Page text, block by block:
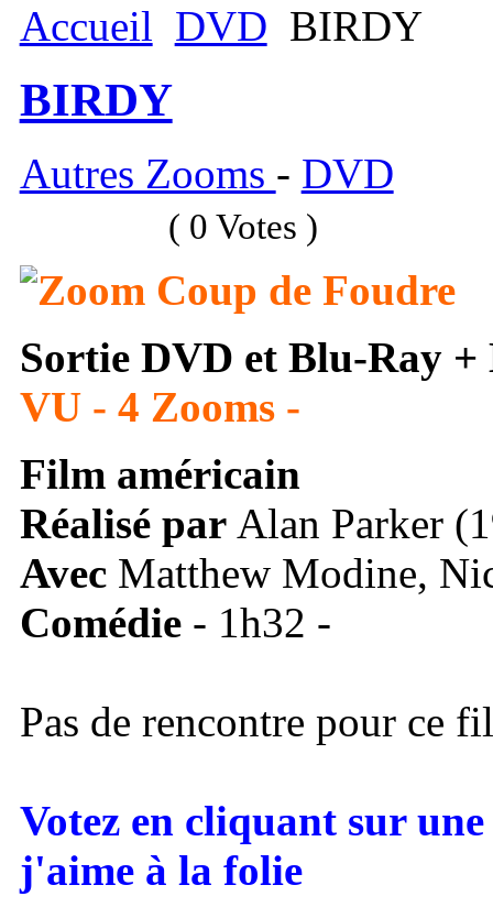
Accueil DVD BIRDY
BIRDY
Autres Zooms - DVD
( 0 Votes )
Zoom Coup de Foudre
Sortie DVD et Blu-Ray
VU - 4 Zooms -
Film américain
Réalisé par Alan Parker
Avec Matthew Modine,
Comédie- 1h32 -
Pas de rencontre pour ce
Votez en cliquant sur
j'aime à la folie